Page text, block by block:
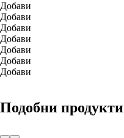
Добави
Добави
Добави
Добави
Добави
Добави
Добави
Подобни продукти